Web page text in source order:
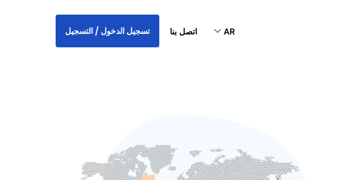
AR اتصل بنا تسجيل الدخول / التسجيل